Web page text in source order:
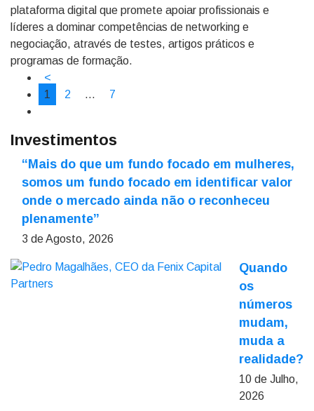
plataforma digital que promete apoiar profissionais e
líderes a dominar competências de networking e
negociação, através de testes, artigos práticos e
programas de formação.
<
1
2 … 7
Investimentos
“Mais do que um fundo focado em mulheres,
somos um fundo focado em identificar valor
onde o mercado ainda não o reconheceu
plenamente”
3 de Agosto, 2026
Quando
os
números
mudam,
muda a
realidade?
10 de Julho,
2026